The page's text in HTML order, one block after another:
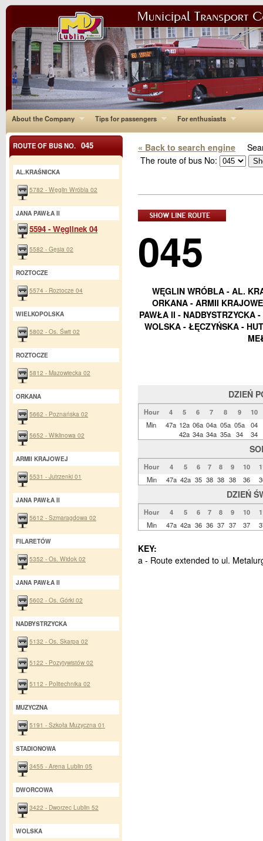
About the Company Tips for passengers For enthusiasts
« Back to search engine
The route of bus No:
045
WĘGLIN WRÓBLA - AL.
ORKANA - ARMII
PAWŁA II - NADBYSTRZYCKA
WOLSKA - ŁĘCZYŃSKA -
DZIEŃ
Hour 4 5 6 7 8 9
10
Min
47a 12a
42a
06a
34a
04a
34a
05a
35a
05a
34
04
34
Hour 4 5 6 7 8 9 10
Min
47a 42a 35 38 38 38 36
DZIEŃ
Hour 4 5 6 7 8 9 10
Min
47a 42a 36 36 37 37 37
KEY:
a - Route extended to ul.
ROUTE OF BUS NO. 045
AL.KRAŚNICKA
5782 - Węglin Wróbla 02
JANA PAWŁA II
5594 - Węglinek 04
5582 - Gęsia 02
ROZTOCZE
5574 - Roztocze 04
WIELKOPOLSKA
5802 - Os. Świt 02
ROZTOCZE
5812 - Mazowiecka 02
ORKANA
5662 - Poznańska 02
5652 - Wiklinowa 02
ARMII KRAJOWEJ
5531 - Jutrzenki 01
JANA PAWŁA II
5612 - Szmaragdowa 02
FILARETÓW
5352 - Os. Widok 02
JANA PAWŁA II
5602 - Os. Górki 02
NADBYSTRZYCKA
5132 - Os. Skarpa 02
5122 - Pozytywistów 02
5112 - Politechnika 02
MUZYCZNA
5191 - Szkoła Muzyczna 01
STADIONOWA
3455 - Arena Lublin 05
DWORCOWA
3422 - Dworzec Lublin 52
WOLSKA